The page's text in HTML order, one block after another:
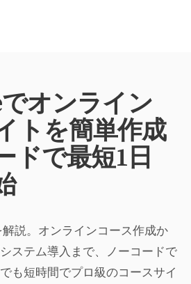
オンライン
トを簡単作成
ドで最短1日
解説。オンラインコース作成か
ステム導入まで、ノーコードで
も短時間でプロ級のコースサイ